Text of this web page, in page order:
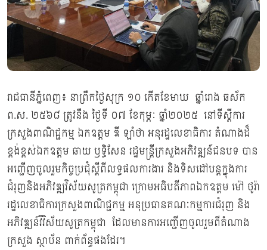
រាជធានីភ្នំពេញ៖ នាព្រឹកថ្ងៃសុក្រ ១០ កើតខែមាឃ ឆ្នាំរោង ឆស័ក
ព.ស. ២៥៦៨ ត្រូវនឹង ថ្ងៃទី ០៧ ខែកុម្ភៈ ឆ្នាំ២០២៥ នៅទីស្តីការ
ក្រសួងពាណិជ្ជកម្ម ឯកឧត្ដម ឌី ឡាំថា អនុរដ្ឋលេខាធិការ តំណាងដ៏
ខ្ពង់ខ្ពស់ឯកឧត្តម ឆាយ ឫទ្ធិសែន រដ្ឋមន្ត្រីក្រសួងអភិវឌ្ឍន៍ជនបទ បាន
អញ្ជើញចូលរួមកិច្ចប្រជុំស្ដីពីលទ្ធផលការងារ និងទិសដៅបន្តក្នុងការ
ជំរុញនិងអភិវឌ្ឍវិស័យសូត្រកម្ពុជា ក្រោមអធិបតីភាពឯកឧត្តម ម៉ៅ ថូរ៉ា
រដ្ឋលេខាធិការក្រសួងពាណិជ្ជកម្ម អនុប្រធានគណៈកម្មការជំរុញ និង
អភិវឌ្ឍន៍វិវិស័យសូត្រកម្ពុជា ដែលមានការអញ្ជើញចូលរួមពីតំណាង
ក្រសួង ស្ថាប័ន ពាក់ព័ន្ធផងដែរ។